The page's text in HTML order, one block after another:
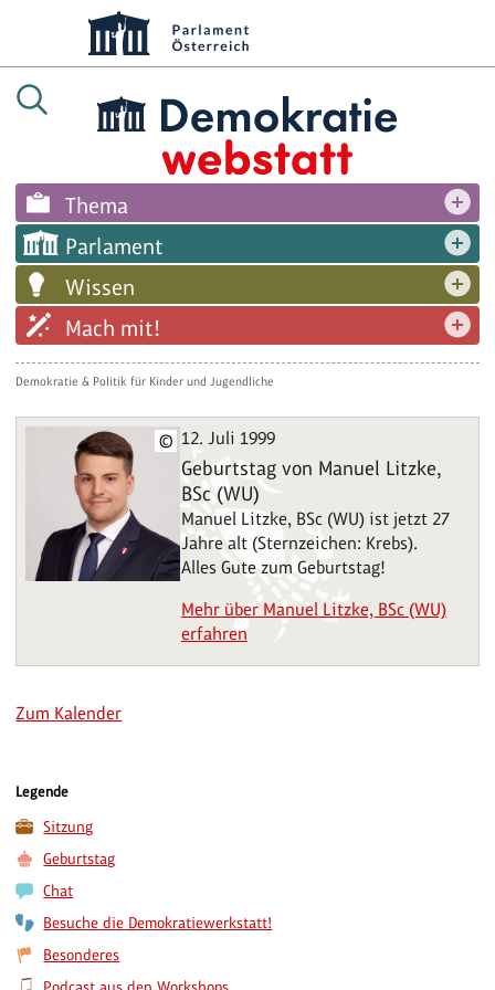
Thema
Parlament
Wissen
Mach mit!
Demokratie & Politik für Kinder und Jugendliche
© 12. Juli 1999
Geburtstag von Manuel Litzke,
BSc (WU)
Manuel Litzke, BSc (WU) ist jetzt 27
Jahre alt (Sternzeichen: Krebs).
Alles Gute zum Geburtstag!
Mehr über Manuel Litzke, BSc (WU)
erfahren
Zum Kalender
Legende
Sitzung
Geburtstag
Chat
Besuche die Demokratiewerkstatt!
Besonderes